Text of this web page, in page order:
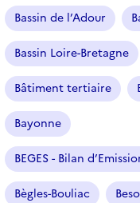
Bassin de l’Adour
Bassin Loire-Bretagne
Bâtiment tertiaire
Bayonne
BEGES - Bilan
Bègles-Bouliac